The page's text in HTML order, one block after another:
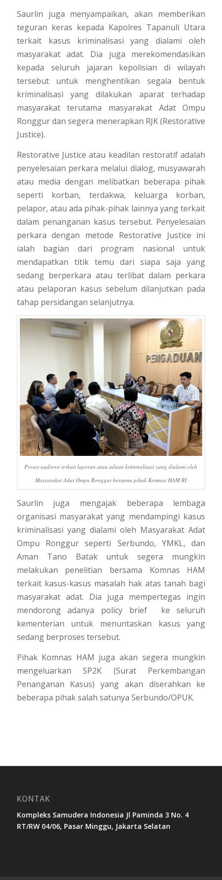
Saurlin juga menyampaikan, akan memberikan
teguran keras kepada Kapolres Tapanuli Utara
terkait kasus kriminalisasi yang dialami oleh
masyarakat adat. Dia juga merekomendasikan
kepada seluruh jajaran kepolisian di wilayah
tersebut untuk menghentikan segala bentuk
kriminalisasi yang dilakukan aparat terhadap
masyarakat terutama masyarakat Adat Ompu
Ronggur dan segera menerapkan RJK (Restorative
Justice).
Restorative Justiceatau keadilan restoratif adalah
penyelesaian perkara melalui dialog, musyawarah
atau media dengan melibatkan beberapa pihak
seperti korban, terdakwa, keluarga korban,
pelapor, atau ada pihak-pihak lainnya yang terkait
dalam penanganan kasus tersebut. Penyelesaian
perkara dengan metode Restorative Justice ini
ialah bagian dari program nasional untuk
mendapatkan titik temu dari siapa saja yang
sedang berperkara atau terlibat dalam perkara
atau pelaporan kasus sebelum dilanjutkan pada
tahap persidangan selanjutnya.
Proses audiensi terkait laporan atau aduan kriminalisasi yang dialami oleh
Masyarakat Adat Ompu Ronggur bersama pihak Komnas HAM RI
Saurlin juga mengajak beberapa lembaga
organisasi masyarakat yang mendampingi kasus
kriminalisasi yang dialami oleh Masyarakat Adat
Ompu Ronggur seperti Serbundo, YMKL, dan
Aman Tano Batak untuk segera mungkin
melakukan penelitian bersama Komnas HAM
terkait kasus-kasus masalah hak atas tanah bagi
masyarakat adat. Dia juga mempertegas ingin
mendorong adanya policy brief
ke seluruh
kementerian untuk menuntaskan kasus yang
sedang berproses tersebut.
Pihak Komnas HAM juga akan segera mungkin
mengeluarkan SP2K (Surat Perkembangan
Penanganan Kasus) yang akan diserahkan ke
beberapa pihak salah satunya Serbundo/OPUK.
KONTAK
Kompleks Samudera Indonesia Jl Paminda 3 No. 4
RT/RW 04/06, Pasar Minggu, Jakarta Selatan